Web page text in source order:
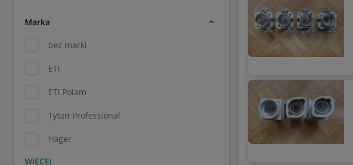
Marka
bez marki
ETI
ETI Polam
Tytan Professional
Hager